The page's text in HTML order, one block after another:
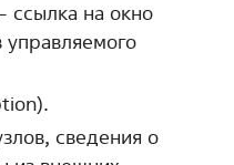
ссылка на окно
управляемого
сведения о